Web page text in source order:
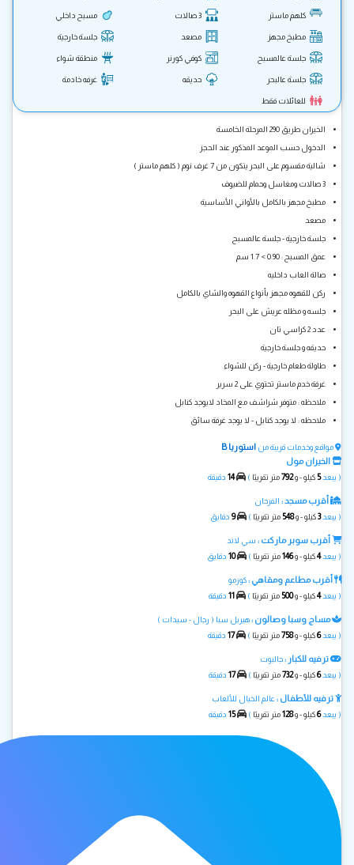
كلهم ماستر 3 صالات مسبح داخلي
مطبخ مجهز مصعد جلسة خارجية
جلسة عالمسبح كوفي كورنر منطقة شواء
جلسة عالبحر حديقه غرفه خادمة
للعائلات فقط
الخيران طريق 290 المرحلة الخامسة
الدخول حسب الموعد المذكور عند الحجز
شالية مقسوم على البحر يتكون من 7 غرف نوم ( كلهم ماستر )
3 صالات ومغاسل وحمام للضيوف
مطبخ مجهز بالكامل بالأواني الأساسية
مصعد
جلسة خارجية - جلسة عالمسبح
عمق المسبح : 0.90 > 1.7 سم
صالة العاب داخليه
ركن للقهوه مجهز بأنواع القهوه والشاي بالكامل
جلسه و مظله عريش على البحر
عدد 2 كراسي تان
حديقه و جلسة خارجية
طاولة طعام خارجية - ركن للشواء
غرفة خدم ماستر تحتوي على 2 سرير
ملاحظه : متوفر شراشف مع المخاد لايوجد كنابل
ملاحظه : لا يوجد كنابل - لا يوجد غرفة سائق
مواقع وخدمات قريبة من استوريا B
الخيران مول
( يبعد5 كيلو - و792متر تقريبًا )
14 دقيقة
أقرب مسجد : الفرحان
( يبعد3كيلو - و548 متر تقريبًا )
9 دقايق
أقرب سوبر ماركت : سي لاند
( يبعد4كيلو - و146متر تقريبًا )
10 دقايق
أقرب مطاعم ومقاهي :كوزمو
( يبعد4كيلو - و500 متر تقريبًا )
11 دقيقة
مساج وسبا وصالون :هيربل سبا ( رجال - سيدات )
( يبعد6كيلو - و758متر تقريبًا )
17 دقيقة
ترفيه للكبار :جالبوت
( يبعد6كيلو - و732متر تقريبًا )
17 دقيقة
ترفيه للأطفال : عالم الخيال للألعاب
( يبعد6كيلو - و128متر تقريبًا )
15 دقيقة